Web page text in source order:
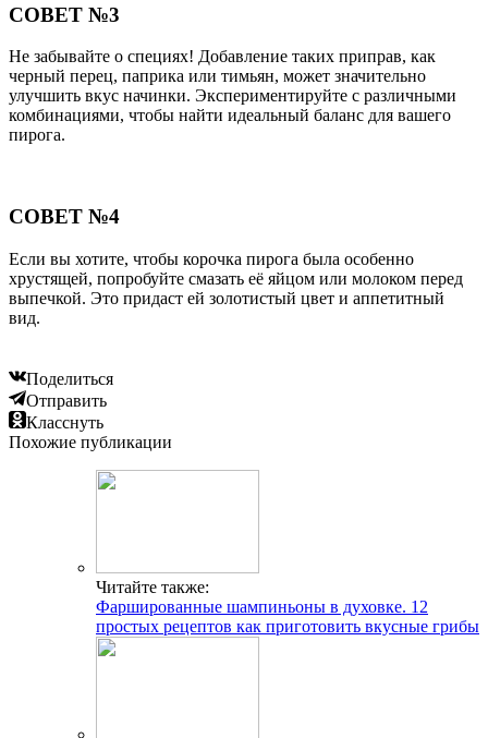
СОВЕТ №3
Не забывайте о специях! Добавление таких приправ, как
черный перец, паприка или тимьян, может значительно
улучшить вкус начинки. Экспериментируйте с различными
комбинациями, чтобы найти идеальный баланс для вашего
пирога.
СОВЕТ №4
Если вы хотите, чтобы корочка пирога была особенно
хрустящей, попробуйте смазать её яйцом или молоком перед
выпечкой. Это придаст ей золотистый цвет и аппетитный
вид.
Поделиться
Отправить
Класснуть
Похожие публикации
Читайте также:
Фаршированные шампиньоны в духовке. 12
простых рецептов как приготовить вкусные грибы